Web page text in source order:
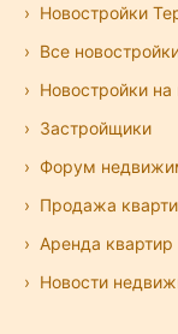
Новостройки
Все
Новостройки на
Застройщики
Форум
Продажа
Аренда квартир
Новости